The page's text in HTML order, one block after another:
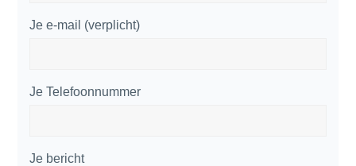
Je e-mail (verplicht)
Je Telefoonnummer
Je bericht